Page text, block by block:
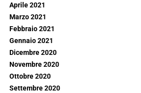
Aprile 2021
Marzo 2021
Febbraio 2021
Gennaio 2021
Dicembre 2020
Novembre 2020
Ottobre 2020
Settembre 2020